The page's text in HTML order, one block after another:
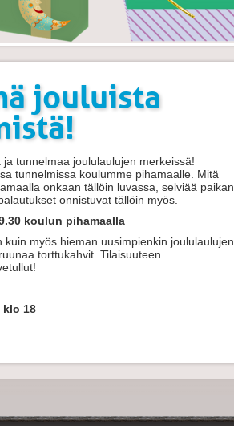
jouluista
tunnelmaa joululaulujen merkeissä!
tunnelmissa koulumme pihamaalle. Mitä
onkaan tällöin luvassa, selviää paikan
onnistuvat tällöin myös.
koulun pihamaalla
myös hieman uusimpienkin joululaulujen
torttukahvit. Tilaisuuteen
klo 18